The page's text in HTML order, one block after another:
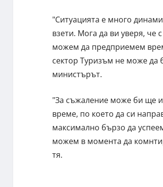
"Ситуацията е много
взети. Мога да ви уверя,
можем да предприемем
сектор Туризъм не може да
министърът.
"За съжаление може би ще
време, по което да си
максимално бързо да
можем в момента да
тя.